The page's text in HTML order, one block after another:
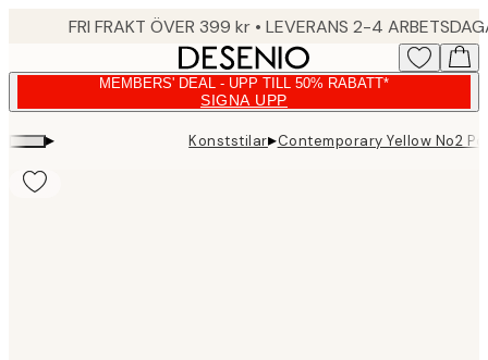
FRI FRAKT ÖVER 399 kr • LEVERANS 2-4
MEMBERS' DEAL - UPP TILL 50% RABATT*
SIGNA UPP
▸ Konststilar▸Contemporary Yellow No2